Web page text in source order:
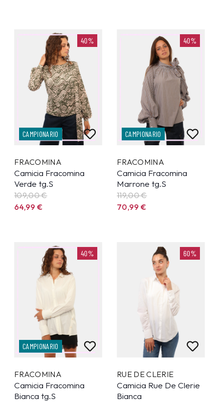
40%
CAMPIONARIO
FRACOMINA
Camicia Fracomina
Verde tg.S
109,00 €
64,99€
40%
CAMPIONARIO
FRACOMINA
Camicia Fracomina
Marrone tg.S
119,00 €
70,99€
40%
CAMPIONARIO
FRACOMINA
Camicia Fracomina
Bianca tg.S
60%
RUE DE CLERIE
Camicia Rue De Clerie
Bianca